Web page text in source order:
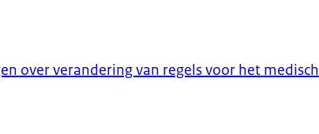
over verandering van regels voor het medisch